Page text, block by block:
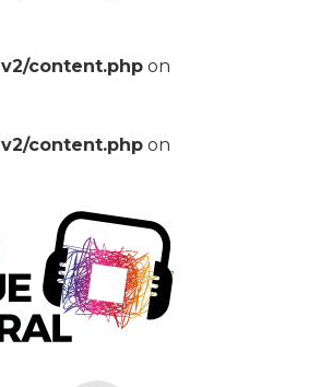
content.php on
content.php on